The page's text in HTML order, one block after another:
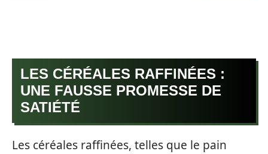
LES CÉRÉALES RAFFINÉES :
UNE FAUSSE PROMESSE DE
SATIÉTÉ
Les céréales raffinées, telles que le pain